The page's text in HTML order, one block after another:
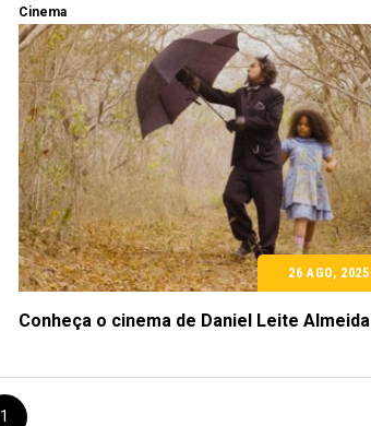
Cinema
26 AGO, 2025
Conheça o cinema de Daniel Leite Almeida
1